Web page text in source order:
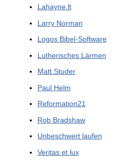
Lahayne.lt
Larry Norman
Logos Bibel-Software
Lutherisches Lärmen
Matt Studer
Paul Helm
Reformation21
Rob Bradshaw
Unbeschwert laufen
Veritas et lux